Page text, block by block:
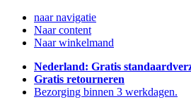
naar navigatie
Naar content
Naar winkelmand
Nederland: Gratis
Gratis retourneren
Bezorging binnen 3 werkdagen.